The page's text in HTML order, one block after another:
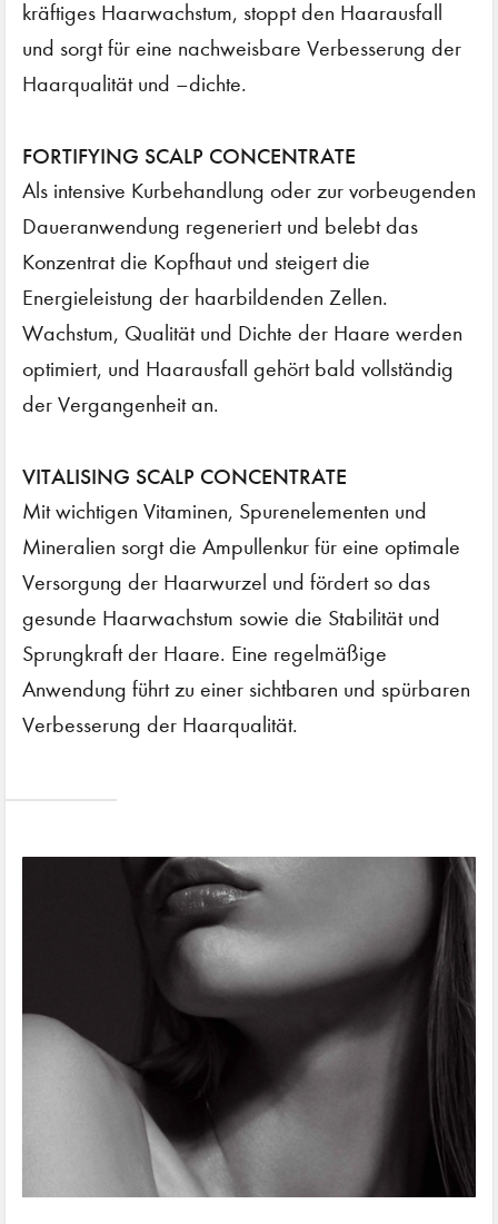
kräftiges Haarwachstum, stoppt den Haarausfall
und sorgt für eine nachweisbare Verbesserung der
Haarqualität und –dichte.
FORTIFYING SCALP CONCENTRATE
Als intensive Kurbehandlung oder zur vorbeugenden
Daueranwendung regeneriert und belebt das
Konzentrat die Kopfhaut und steigert die
Energieleistung der haarbildenden Zellen.
Wachstum, Qualität und Dichte der Haare werden
optimiert, und Haarausfall gehört bald vollständig
der Vergangenheit an.
VITALISING SCALP CONCENTRATE
Mit wichtigen Vitaminen, Spurenelementen und
Mineralien sorgt die Ampullenkur für eine optimale
Versorgung der Haarwurzel und fördert so das
gesunde Haarwachstum sowie die Stabilität und
Sprungkraft der Haare. Eine regelmäßige
Anwendung führt zu einer sichtbaren und spürbaren
Verbesserung der Haarqualität.